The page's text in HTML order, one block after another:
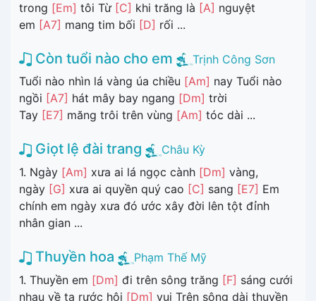
trong [Em] tôi Từ [C] khi trăng là [A] nguyệt
em [A7] mang tim bối [D] rối ...
Còn tuổi nào cho em
Trịnh Công Sơn
Tuổi nào nhìn lá vàng úa chiều [Am] nay Tuổi nào
ngồi [A7] hát mây bay ngang [Dm] trời
Tay [E7] măng trôi trên vùng [Am] tóc dài ...
Giọt lệ đài trang
Châu Kỳ
1. Ngày [Am] xưa ai lá ngọc cành [Dm] vàng,
ngày [G] xưa ai quyền quý cao [C] sang [E7] Em
chính em ngày xưa đó ước xây đời lên tột đỉnh
nhân gian ...
Thuyền hoa
Phạm Thế Mỹ
1. Thuyền em [Dm] đi trên sông trăng [F] sáng cưới
nhau về ta rước hội [Dm] vui Trên sông dài thuyền